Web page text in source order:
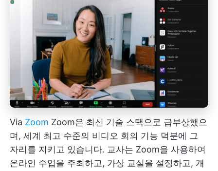
Via Zoom Zoom은 최신 기술 스택으로 급부상했으
며, 세계 최고 수준의 비디오 회의 기능 덕분에 그
자리를 지키고 있습니다. 교사는 Zoom을 사용하여
온라인 수업을 주최하고, 가상 교실을 설정하고, 개